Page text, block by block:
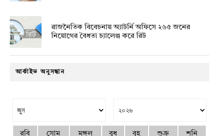
রাজনৈতিক বিবেচনায় অ‍্যাটর্নি অফিসে ২৬৫ জনের
নিয়োগের বৈধতা চ্যালেঞ্জ করে রিট
আর্কাইভ অনুসন্ধান
রবি সোম মঙ্গল বুধ বৃহ শুক্র শনি